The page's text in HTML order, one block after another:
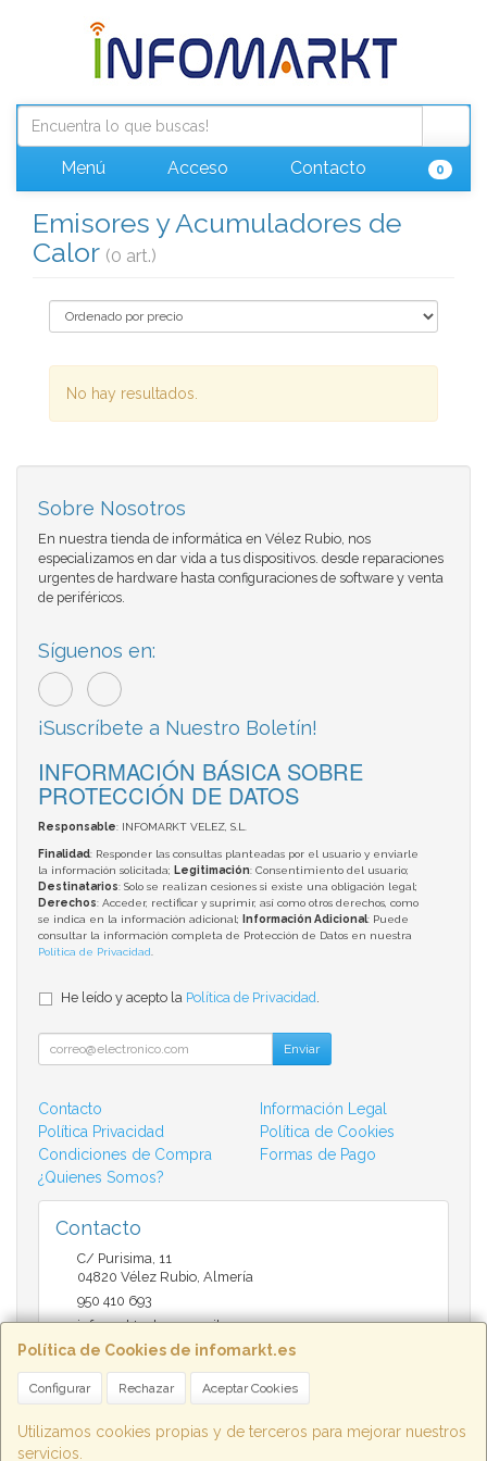
Menú Acceso Contacto 0
Emisores y Acumuladores de
Calor (0 art.)
No hay resultados.
Política de Cookies de infomarkt.es
Configurar Rechazar Aceptar Cookies
Utilizamos cookies propias y de terceros para mejorar nuestros
servicios.
Sobre Nosotros
En nuestra tienda de informática en Vélez Rubio, nos
especializamos en dar vida a tus dispositivos. desde reparaciones
urgentes de hardware hasta configuraciones de software y venta
de periféricos.
Síguenos en:
¡Suscríbete a Nuestro Boletín!
INFORMACIÓN BÁSICA SOBRE
PROTECCIÓN DE DATOS
Responsable: INFOMARKT VELEZ, S.L.
Finalidad: Responder las consultas planteadas por el usuario y enviarle
la información solicitada; Legitimación: Consentimiento del usuario;
Destinatarios: Solo se realizan cesiones si existe una obligación legal;
Derechos: Acceder, rectificar y suprimir, así como otros derechos, como
se indica en la información adicional;
Información Adicional: Puede
consultar la información completa de Protección de Datos en nuestra
Política de Privacidad
He leído y acepto la Política de Privacidad.
Enviar
Contacto
Información Legal
Política Privacidad
Política de Cookies
Condiciones de Compra
Formas de Pago
¿Quienes Somos?
Contacto
C/ Purisima, 11
04820 Vélez Rubio, Almería
950 410 693
infomarktvelez@gmail.com
Horario
9:30 a 14:00 y de 17:00 a 20:30